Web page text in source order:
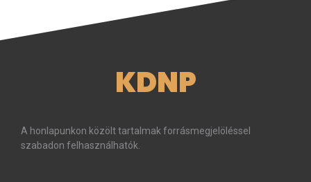
KDNP
A honlapunkon közölt tartalmak forrásmegjelöléssel
szabadon felhasználhatók.